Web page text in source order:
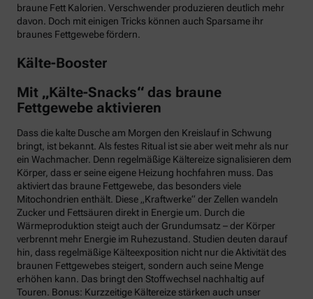
braune Fett Kalorien. Verschwender produzieren deutlich mehr
davon. Doch mit einigen Tricks können auch Sparsame ihr
braunes Fettgewebe fördern.
Kälte-Booster
Mit „Kälte-Snacks“ das braune
Fettgewebe aktivieren
Dass die kalte Dusche am Morgen den Kreislauf in Schwung
bringt, ist bekannt. Als festes Ritual ist sie aber weit mehr als nur
ein Wachmacher. Denn regelmäßige Kältereize signalisieren dem
Körper, dass er seine eigene Heizung hochfahren muss. Das
aktiviert das braune Fettgewebe, das besonders viele
Mitochondrien enthält. Diese „Kraftwerke“ der Zellen wandeln
Zucker und Fettsäuren direkt in Energie um. Durch die
Wärmeproduktion steigt auch der Grundumsatz – der Körper
verbrennt mehr Energie im Ruhezustand. Studien deuten darauf
hin, dass regelmäßige Kälteexposition nicht nur die Aktivität des
braunen Fettgewebes steigert, sondern auch seine Menge
erhöhen kann. Das bringt den Stoffwechsel nachhaltig auf
Touren. Bonus: Kurzzeitige Kältereize stärken auch unser